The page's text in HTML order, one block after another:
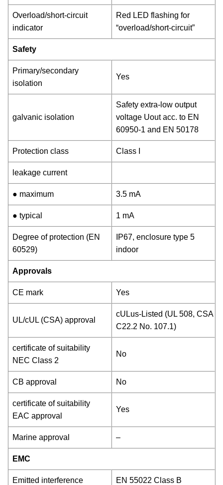
Overload/short-circuit
indicator
Red LED flashing for
“overload/short-circuit”
Safety
Primary/secondary
isolation
Yes
galvanic isolation
Safety extra-low output
voltage Uout acc. to EN
60950-1 and EN 50178
Protection class Class I
leakage current
● maximum 3.5 mA
● typical 1 mA
Degree of protection (EN
60529)
IP67, enclosure type 5
indoor
Approvals
CE mark Yes
UL/cUL (CSA) approval
cULus-Listed (UL 508, CSA
C22.2 No. 107.1)
certificate of suitability
NEC Class 2
No
CB approval No
certificate of suitability
EAC approval
Yes
Marine approval –
EMC
Emitted interference EN 55022 Class B